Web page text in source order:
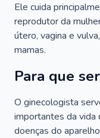
Ele cuida
reprodutor da
útero, vagina e
mamas.
Para que
O ginecologista
importantes da vida
doenças do